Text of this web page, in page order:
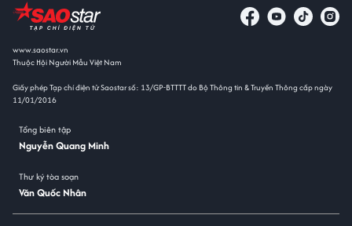
www.saostar.vn
Thuộc Hội Người Mẫu Việt Nam
Giấy phép Tạp chí điện tử Saostar số: 13/GP-BTTTT do Bộ Thông tin & Truyền Thông cấp ngày
11/01/2016
Tổng biên tập
Nguyễn Quang Minh
Thư ký tòa soạn
Văn Quốc Nhân